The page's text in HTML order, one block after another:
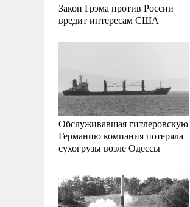
Закон Грэма против России
вредит интересам США
Обслуживавшая гитлеровскую
Германию компания потеряла
сухогрузы возле Одессы